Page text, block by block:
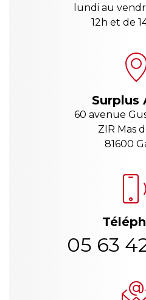
lundi au
12h et de
Surplus
60 avenue
ZIR Mas
81600
05 63